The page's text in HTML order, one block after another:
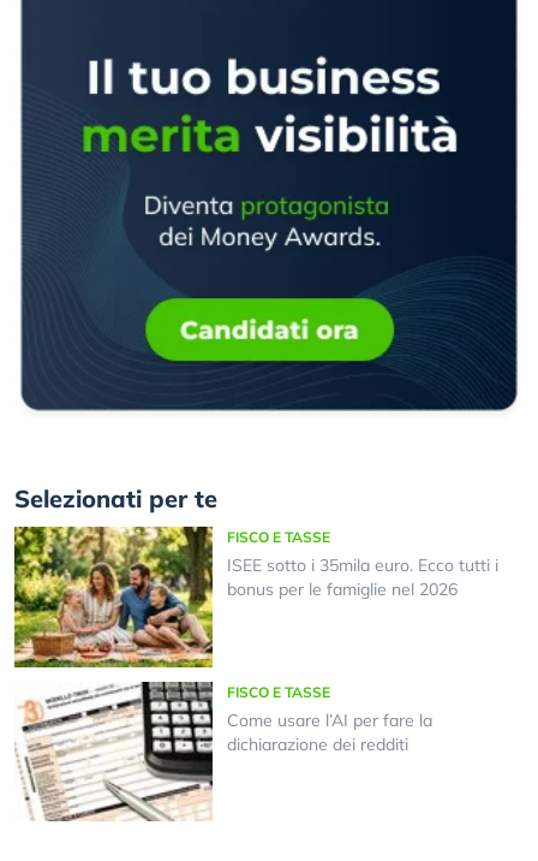
Selezionati per te
FISCO E TASSE
ISEE sotto i 35mila euro. Ecco tutti i
bonus per le famiglie nel 2026
FISCO E TASSE
Come usare l’AI per fare la
dichiarazione dei redditi